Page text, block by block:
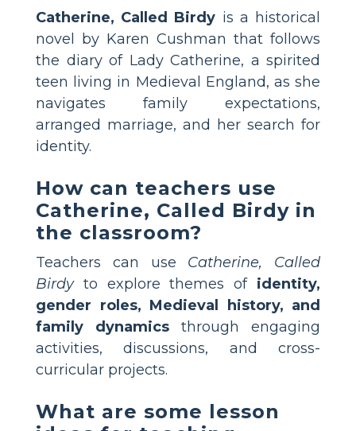
Catherine, Called Birdy is a historical
novel by Karen Cushman that follows
the diary of Lady Catherine, a spirited
teen living in Medieval England, as she
navigates family expectations,
arranged marriage, and her search for
identity.
How can teachers use
Catherine, Called Birdy in
the classroom?
Teachers can use Catherine, Called
Birdyto explore themes of identity,
gender roles, Medieval history, and
family dynamics through engaging
activities, discussions, and cross-
curricular projects.
What are some lesson